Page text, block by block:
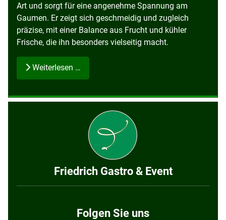
Art und sorgt für eine angenehme Spannung am
Gaumen. Er zeigt sich geschmeidig und zugleich
präzise, mit einer Balance aus Frucht und kühler
Frische, die ihn besonders vielseitig macht.
Weiterlesen …
Friedrich Gastro & Event
Folgen Sie uns